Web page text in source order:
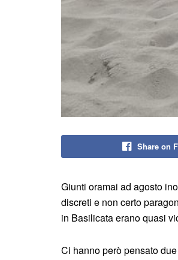
Share on
Giunti oramai ad agosto
discreti e non certo
in Basilicata erano quasi
Ci hanno però pensato